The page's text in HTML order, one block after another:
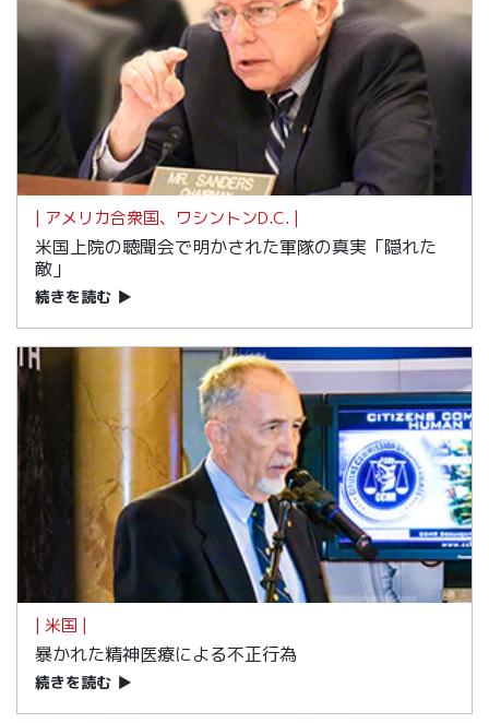
| アメリカ合衆国、ワシントンD.C. |
米国上院の聴聞会で明かされた軍隊の真実「隠れた
敵」
続きを読む ▶
| 米国 |
暴かれた精神医療による不正行為
続きを読む ▶